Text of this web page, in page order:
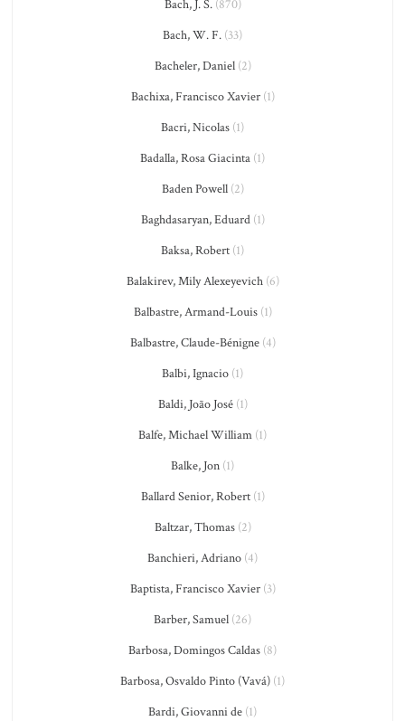
Bach, J. S.(870)
Bach, W. F. (33)
Bacheler, Daniel(2)
Bachixa, Francisco Xavier(1)
Bacri, Nicolas (1)
Badalla, Rosa Giacinta (1)
Baden Powell(2)
Baghdasaryan, Eduard(1)
Baksa, Robert (1)
Balakirev, Mily Alexeyevich(6)
Balbastre, Armand-Louis(1)
Balbastre, Claude-Bénigne(4)
Balbi, Ignacio (1)
Baldi, João José(1)
Balfe, Michael William (1)
Balke, Jon (1)
Ballard Senior, Robert(1)
Baltzar, Thomas(2)
Banchieri, Adriano (4)
Baptista, Francisco Xavier(3)
Barber, Samuel (26)
Barbosa, Domingos Caldas (8)
Barbosa, Osvaldo Pinto (Vavá) (1)
Bardi, Giovanni de (1)